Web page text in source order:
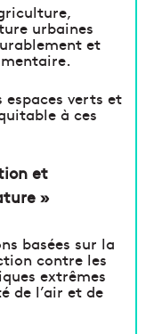
urbaines
et
verts et
à ces
et
»
basées sur la
contre les
extrêmes
de l’air et de